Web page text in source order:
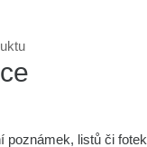
poznámek, listů či fotek